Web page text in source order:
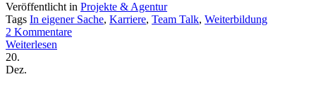
Veröffentlicht in Projekte & Agentur
Tags In eigener Sache, Karriere, Team Talk, Weiterbildung
2 Kommentare
Weiterlesen
20.
Dez.